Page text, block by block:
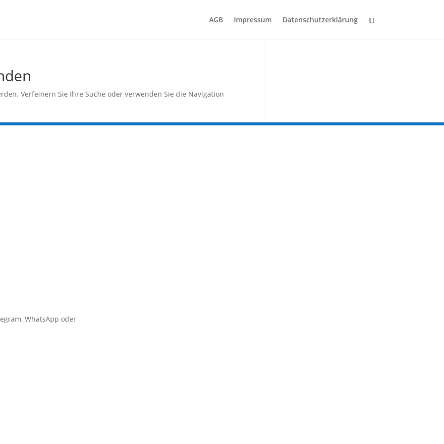
AGB Impressum Datenschutzerklärung
Verfeinern Sie Ihre Suche oder verwenden Sie die Navigation
WhatsApp oder